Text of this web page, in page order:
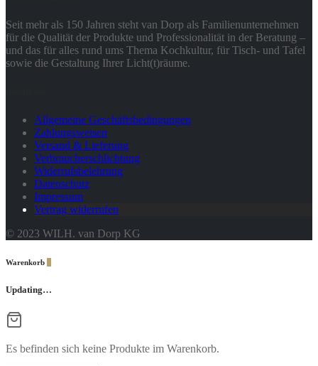
Seit mehr als 150 Jahren steht van Dorp als Familienunternehmen
für die Qualität der Produkte und Professionalität in der Beratung –
und das für alles rund ums Thema Kochkultur, für Tisch- und Tafel
sowie die Gestaltung Ihrer Licht(t)räume.
Allgemeine Geschäftsbedingungen
Zahlungsweisen
Versand & Lieferung
Verbraucherschlichtung
Widerrufsbelehrung
Datenschutz
Impressum
Vertrag widerrufen
© 2023 WILH. van Dorp KG
Warenkorb
Updating…
Es befinden sich keine Produkte im Warenkorb.